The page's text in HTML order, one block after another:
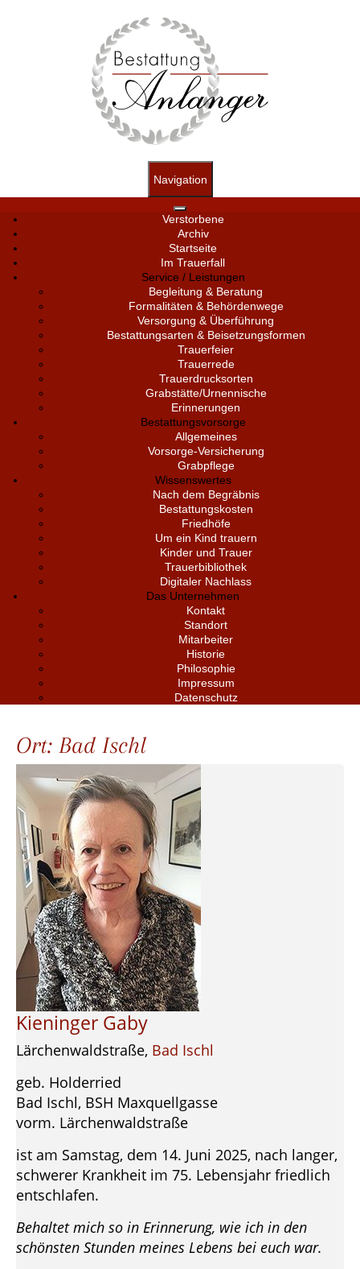
Navigation
Verstorbene
Archiv
Startseite
Im Trauerfall
Service / Leistungen
Begleitung & Beratung
Formalitäten & Behördenwege
Versorgung & Überführung
Bestattungsarten & Beisetzungsformen
Trauerfeier
Trauerrede
Trauerdrucksorten
Grabstätte/Urnennische
Erinnerungen
Bestattungsvorsorge
Allgemeines
Vorsorge-Versicherung
Grabpflege
Wissenswertes
Nach dem Begräbnis
Bestattungskosten
Friedhöfe
Um ein Kind trauern
Kinder und Trauer
Trauerbibliothek
Digitaler Nachlass
Das Unternehmen
Kontakt
Standort
Mitarbeiter
Historie
Philosophie
Impressum
Datenschutz
Ort: Bad Ischl
Kieninger Gaby
Lärchenwaldstraße, Bad Ischl
geb. Holderried
Bad Ischl, BSH Maxquellgasse
vorm. Lärchenwaldstraße
ist am Samstag, dem 14. Juni 2025, nach langer,
schwerer Krankheit im 75. Lebensjahr friedlich
entschlafen.
Behaltet mich so in Erinnerung, wie ich in den
schönsten Stunden meines Lebens bei euch war.